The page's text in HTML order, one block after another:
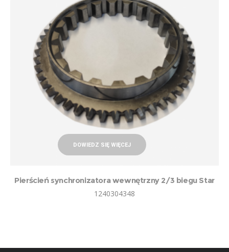
DOWIEDZ SIĘ WIĘCEJ
Pierścień synchronizatora wewnętrzny 2/3 biegu Star
1240304348